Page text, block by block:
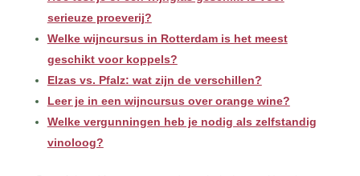
serieuze proeverij?
Welke wijncursus in Rotterdam is het meest
geschikt voor koppels?
Elzas vs. Pfalz: wat zijn de verschillen?
Leer je in een wijncursus over orange wine?
Welke vergunningen heb je nodig als zelfstandig
vinoloog?